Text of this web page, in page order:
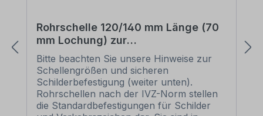
Rohrschelle 120/140 mm Länge (70
mm Lochung) zur
Schilderbefestigung
Bitte beachten Sie unsere Hinweise zur
Schellengrößen und sicheren
Schilderbefestigung (weiter unten).
Rohrschellen nach der IVZ-Norm stellen
die Standardbefestigungen für Schilder